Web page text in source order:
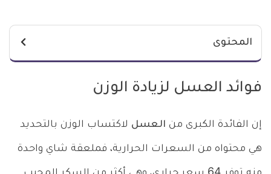
المحتوى
فوائد العسل لزيادة الوزن
إن الفائدة الكبرى من العسل لاكتساب الوزن بالتحديد
هي محتواه من السعرات الحرارية، فملعقة شاي واحدة